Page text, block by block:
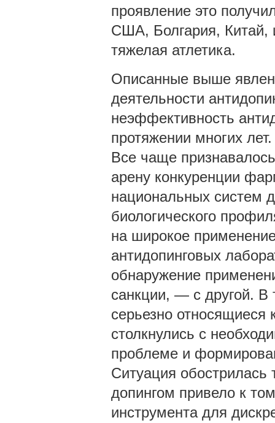
проявление это
США, Болгария, Китай,
тяжелая атлетика.
Описанные выше
деятельности
неэффективность
протяжении многих лет.
Все чаще
арену конкуренции
национальных систем
биологического
на широкое
антидопинговых
обнаружение
санкции, — с другой. В
серьезно относящиеся
столкнулись с
проблеме и
Ситуация
допингом привело к
инструмента для